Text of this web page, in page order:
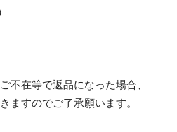
不在等で返品になった場合、
ますのでご了承願います。